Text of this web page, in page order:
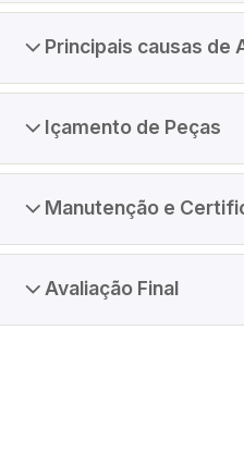
Principais causas de
Içamento de Peças
Manutenção e
Avaliação Final
Grupo Atuar
Sua parceria
Desenvolvemos
qualificando
prevenção nas